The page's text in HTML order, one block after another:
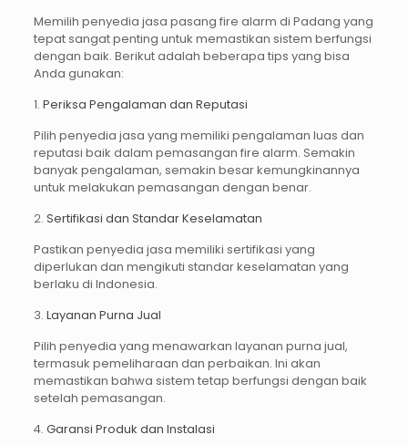
Memilih penyedia jasa pasang fire alarm di Padang yang
tepat sangat penting untuk memastikan sistem berfungsi
dengan baik. Berikut adalah beberapa tips yang bisa
Anda gunakan:
1. Periksa Pengalaman dan Reputasi
Pilih penyedia jasa yang memiliki pengalaman luas dan
reputasi baik dalam pemasangan fire alarm. Semakin
banyak pengalaman, semakin besar kemungkinannya
untuk melakukan pemasangan dengan benar.
2. Sertifikasi dan Standar Keselamatan
Pastikan penyedia jasa memiliki sertifikasi yang
diperlukan dan mengikuti standar keselamatan yang
berlaku di Indonesia.
3. Layanan Purna Jual
Pilih penyedia yang menawarkan layanan purna jual,
termasuk pemeliharaan dan perbaikan. Ini akan
memastikan bahwa sistem tetap berfungsi dengan baik
setelah pemasangan.
4. Garansi Produk dan Instalasi